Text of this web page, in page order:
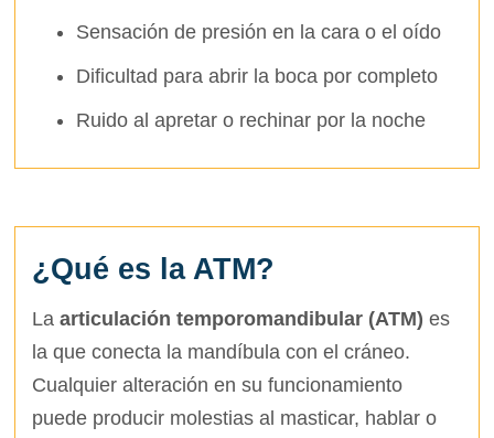
Sensación de presión en la cara o el oído
Dificultad para abrir la boca por completo
Ruido al apretar o rechinar por la noche
¿Qué es la ATM?
Laarticulación temporomandibular (ATM) es
la que conecta la mandíbula con el cráneo.
Cualquier alteración en su funcionamiento
puede producir molestias al masticar, hablar o